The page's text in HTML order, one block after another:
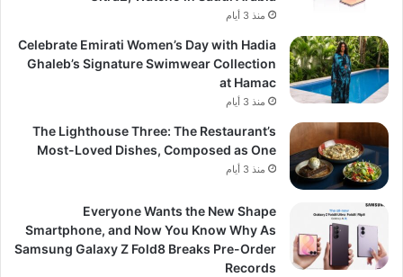
منذ 3 أيام
Celebrate Emirati Women’s Day with Hadia
Ghaleb’s Signature Swimwear Collection
at Hamac
منذ 3 أيام
The Lighthouse Three: The Restaurant’s
Most-Loved Dishes, Composed as One
منذ 3 أيام
Everyone Wants the New Shape
Smartphone, and Now You Know Why As
Samsung Galaxy Z Fold8 Breaks Pre-Order
Records